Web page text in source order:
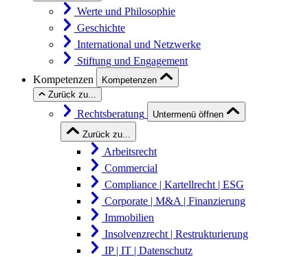
Werte und Philosophie
Geschichte
International und Netzwerke
Stiftung und Engagement
Kompetenzen
Kompetenzen
Zurück zu...
Rechtsberatung
Untermenü öffnen
Zurück zu...
Arbeitsrecht
Commercial
Compliance | Kartellrecht | ESG
Corporate | M&A | Finanzierung
Immobilien
Insolvenzrecht | Restrukturierung
IP | IT | Datenschutz